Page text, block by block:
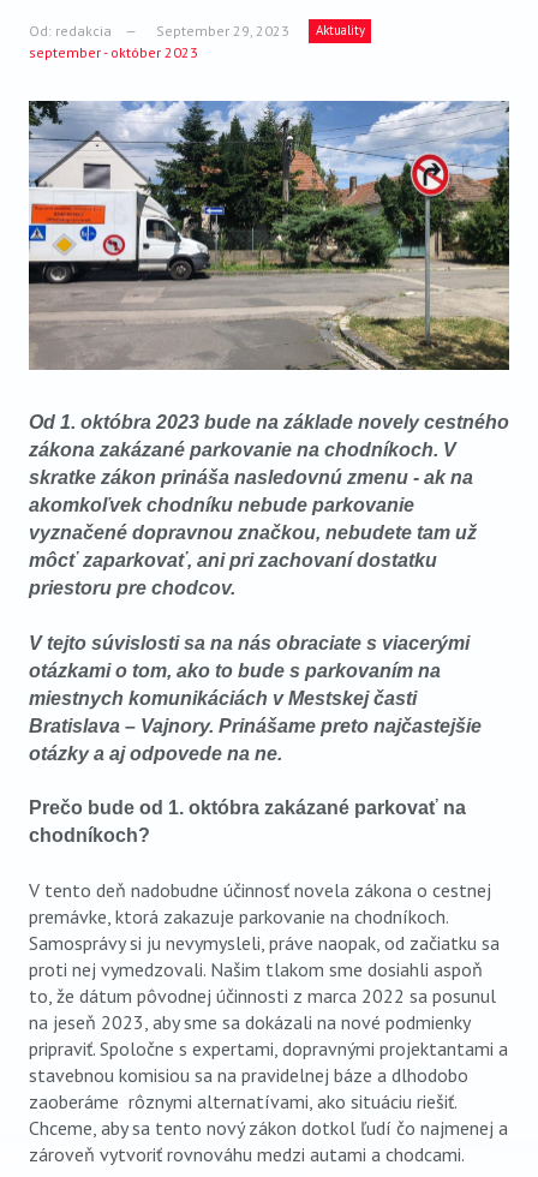
AUDIO
ARCHÍV VYDANÍ
Od: redakcia September 29, 2023 Aktuality
september - október 2023
Od 1. októbra 2023 bude na základe novely cestného
zákona zakázané parkovanie na chodníkoch. V
skratke zákon prináša nasledovnú zmenu - ak na
akomkoľvek chodníku nebude parkovanie
vyznačené dopravnou značkou, nebudete tam už
môcť zaparkovať, ani pri zachovaní dostatku
priestoru pre chodcov.
V tejto súvislosti sa na nás obraciate s viacerými
otázkami o tom, ako to bude s parkovaním na
miestnych komunikáciách v Mestskej časti
Bratislava – Vajnory. Prinášame preto najčastejšie
otázky a aj odpovede na ne.
Prečo bude od 1. októbra zakázané parkovať na
chodníkoch?
V tento deň nadobudne účinnosť novela zákona o cestnej
premávke, ktorá zakazuje parkovanie na chodníkoch.
Samosprávy si ju nevymysleli, práve naopak, od začiatku sa
proti nej vymedzovali. Našim tlakom sme dosiahli aspoň
to, že dátum pôvodnej účinnosti z marca 2022 sa posunul
na jeseň 2023, aby sme sa dokázali na nové podmienky
pripraviť. Spoločne s expertami, dopravnými projektantami a
stavebnou komisiou sa na pravidelnej báze a dlhodobo
zaoberáme rôznymi alternatívami, ako situáciu riešiť.
Chceme, aby sa tento nový zákon dotkol ľudí čo najmenej a
zároveň vytvoriť rovnováhu medzi autami a chodcami.